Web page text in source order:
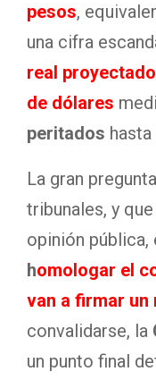
pesos,
una cifra
real
de dólares
peritados
La gran
tribunales, y
opinión pública,
homologar el
van a firmar
convalidarse, la
un punto final